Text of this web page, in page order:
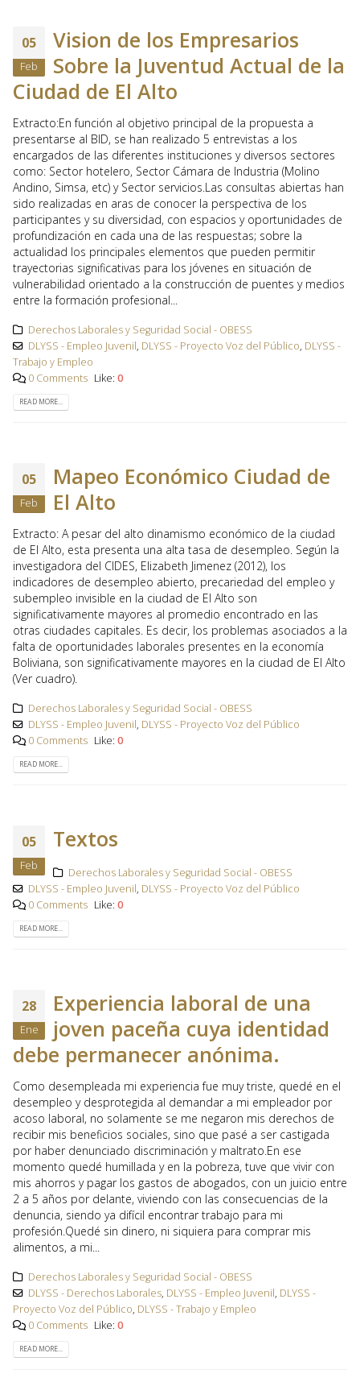
05
Feb
Vision de los Empresarios
Sobre la Juventud Actual de la
Ciudad de El Alto
Extracto:En función al objetivo principal de la propuesta a
presentarse al BID, se han realizado 5 entrevistas a los
encargados de las diferentes instituciones y diversos sectores
como: Sector hotelero, Sector Cámara de Industria (Molino
Andino, Simsa, etc) y Sector servicios.Las consultas abiertas han
sido realizadas en aras de conocer la perspectiva de los
participantes y su diversidad, con espacios y oportunidades de
profundización en cada una de las respuestas; sobre la
actualidad los principales elementos que pueden permitir
trayectorias significativas para los jóvenes en situación de
vulnerabilidad orientado a la construcción de puentes y medios
entre la formación profesional...
Derechos Laborales y Seguridad Social - OBESS
DLYSS - Empleo Juvenil, DLYSS - Proyecto Voz del Público, DLYSS -
Trabajo y Empleo
0 Comments Like: 0
READ MORE...
05
Feb
Mapeo Económico Ciudad de
El Alto
Extracto: A pesar del alto dinamismo económico de la ciudad
de El Alto, esta presenta una alta tasa de desempleo. Según la
investigadora del CIDES, Elizabeth Jimenez (2012), los
indicadores de desempleo abierto, precariedad del empleo y
subempleo invisible en la ciudad de El Alto son
significativamente mayores al promedio encontrado en las
otras ciudades capitales. Es decir, los problemas asociados a la
falta de oportunidades laborales presentes en la economía
Boliviana, son significativamente mayores en la ciudad de El Alto
(Ver cuadro).
Derechos Laborales y Seguridad Social - OBESS
DLYSS - Empleo Juvenil, DLYSS - Proyecto Voz del Público
0 Comments Like: 0
READ MORE...
05
Feb
Textos
Derechos Laborales y Seguridad Social - OBESS
DLYSS - Empleo Juvenil, DLYSS - Proyecto Voz del Público
0 Comments Like: 0
READ MORE...
28
Ene
Experiencia laboral de una
joven paceña cuya identidad
debe permanecer anónima.
Como desempleada mi experiencia fue muy triste, quedé en el
desempleo y desprotegida al demandar a mi empleador por
acoso laboral, no solamente se me negaron mis derechos de
recibir mis beneficios sociales, sino que pasé a ser castigada
por haber denunciado discriminación y maltrato.En ese
momento quedé humillada y en la pobreza, tuve que vivir con
mis ahorros y pagar los gastos de abogados, con un juicio entre
2 a 5 años por delante, viviendo con las consecuencias de la
denuncia, siendo ya difícil encontrar trabajo para mi
profesión.Quedé sin dinero, ni siquiera para comprar mis
alimentos, a mi...
Derechos Laborales y Seguridad Social - OBESS
DLYSS - Derechos Laborales, DLYSS - Empleo Juvenil, DLYSS -
Proyecto Voz del Público, DLYSS - Trabajo y Empleo
0 Comments Like: 0
READ MORE...